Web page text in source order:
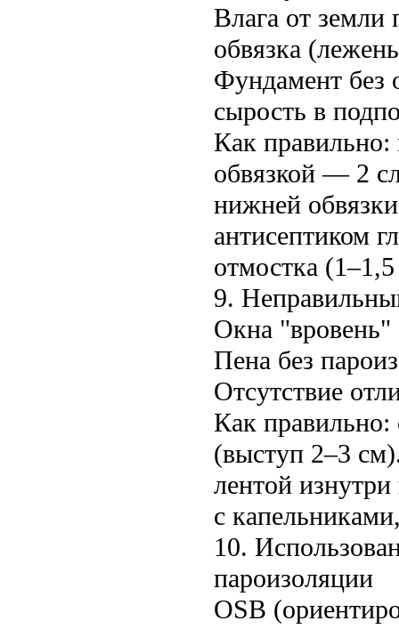
Влага от земли
обвязка
Фундамент без
сырость в
Как
обвязкой — 2
нижней
антисептиком
отмостка
9.
Окна "вровень"
Пена без
Отсутствие
Как
(выступ 2–3
лентой
с
10.
пароизоляции
OSB